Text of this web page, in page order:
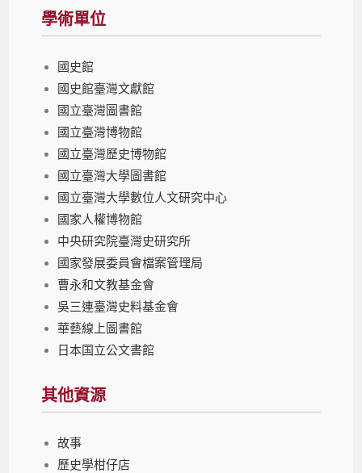
學術單位
國史館
國史館臺灣文獻館
國立臺灣圖書館
國立臺灣博物館
國立臺灣歷史博物館
國立臺灣大學圖書館
國立臺灣大學數位人文研究中心
國家人權博物館
中央研究院臺灣史研究所
國家發展委員會檔案管理局
曹永和文教基金會
吳三連臺灣史料基金會
華藝線上圖書館
日本国立公文書館
其他資源
故事
歷史學柑仔店